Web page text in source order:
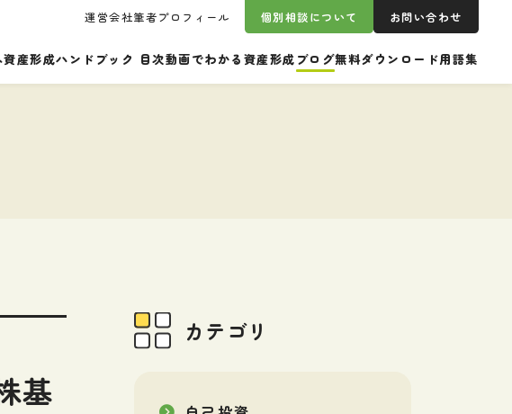
資産形成ハンドブック 目次動画でわかる資産形成 ブログ無料ダウンロード用語集
運営会社筆者プロフィール 個別相談について お問い合わせ
基
カテゴリ